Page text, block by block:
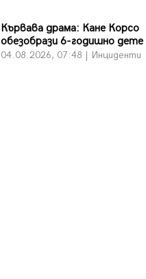
Кървава драма: Кане Корсо
обезобрази 6-годишно дете
04.08.2026, 07:48 | Инциденти